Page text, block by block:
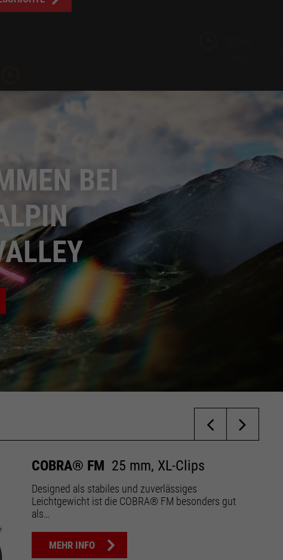
BEI
COBRA® FM 25 mm, XL-Clips
Designed als stabiles und zuverlässiges
Leichtgewicht ist die COBRA® FM besonders gut
als…
MEHR INFO